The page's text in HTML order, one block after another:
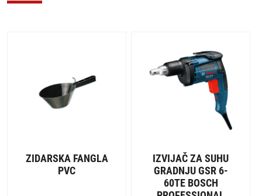
ZIDARSKA FANGLA
PVC
IZVIJAČ ZA SUHU
GRADNJU GSR 6-
60TE BOSCH